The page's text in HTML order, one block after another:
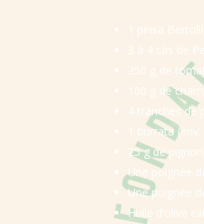
1 pinsa Bertolli
3 à 4 càs de
250 g de
100 g de
4 tranches de
1 burrata
25 g de
Une poignée
Une poignée
Huile d’olive